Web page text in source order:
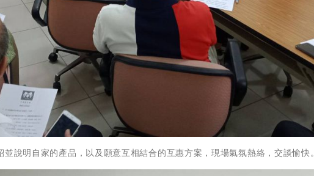
說明自家的產品，以及願意互相結合的互惠方案，現場氣氛熱絡，交談愉快。